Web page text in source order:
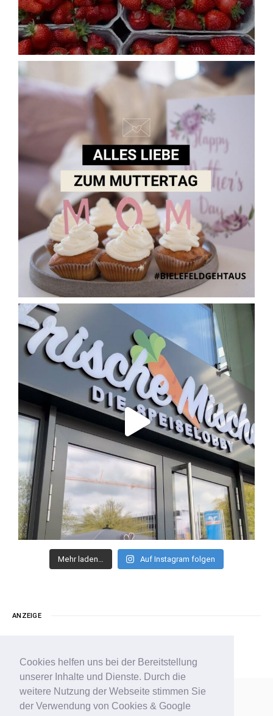
Cookies helfen uns bei der Bereitstellung
unserer Inhalte und Dienste. Durch die
weitere Nutzung der Webseite stimmen Sie
der Verwendung von Cookies & Google
Mehr laden… Auf Instagram folgen
ANZEIGE